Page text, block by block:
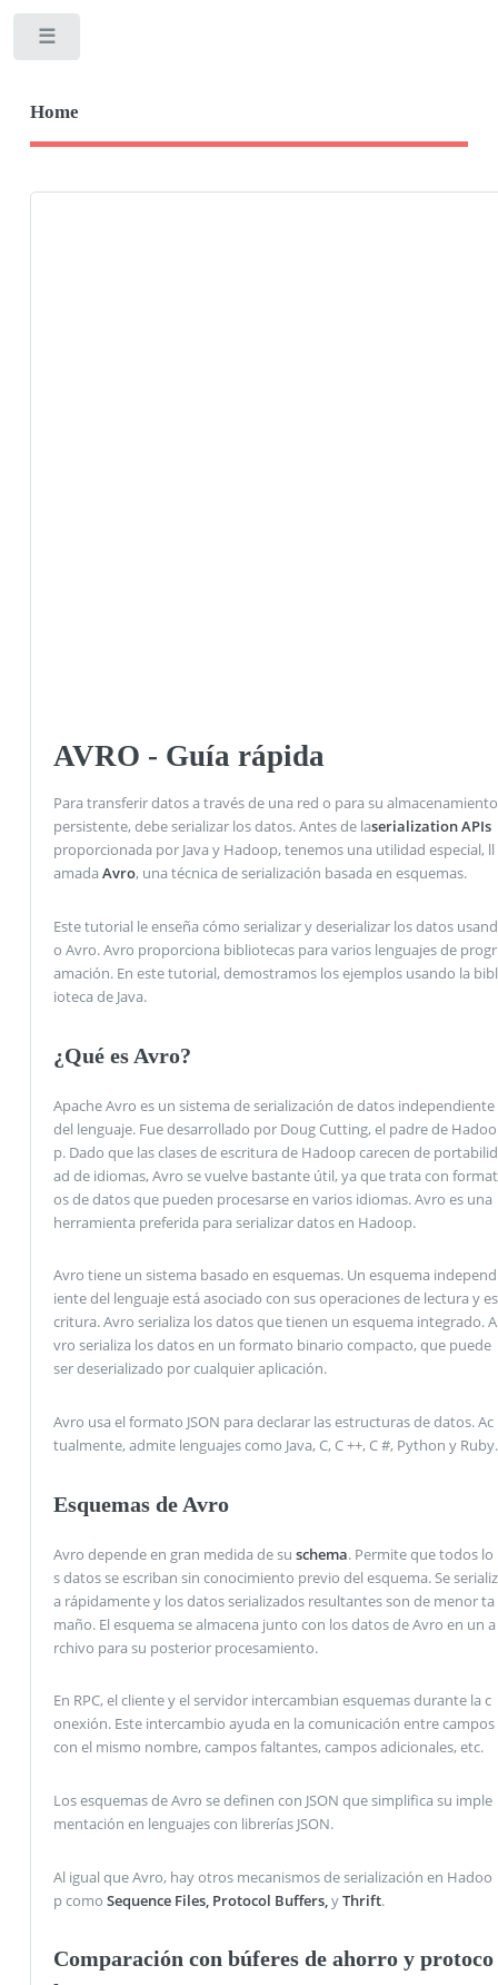
Home
AVRO - Guía rápida
Para transferir datos a través de una red o para su almacenamiento
persistente, debe serializar los datos. Antes de laserialization APIs
proporcionada por Java y Hadoop, tenemos una utilidad especial, ll
amada Avro, una técnica de serialización basada en esquemas.
Este tutorial le enseña cómo serializar y deserializar los datos usand
o Avro. Avro proporciona bibliotecas para varios lenguajes de progr
amación. En este tutorial, demostramos los ejemplos usando la bibl
ioteca de Java.
¿Qué es Avro?
Apache Avro es un sistema de serialización de datos independiente
del lenguaje. Fue desarrollado por Doug Cutting, el padre de Hadoo
p. Dado que las clases de escritura de Hadoop carecen de portabilid
ad de idiomas, Avro se vuelve bastante útil, ya que trata con format
os de datos que pueden procesarse en varios idiomas. Avro es una
herramienta preferida para serializar datos en Hadoop.
Avro tiene un sistema basado en esquemas. Un esquema independ
iente del lenguaje está asociado con sus operaciones de lectura y es
critura. Avro serializa los datos que tienen un esquema integrado. A
vro serializa los datos en un formato binario compacto, que puede
ser deserializado por cualquier aplicación.
Avro usa el formato JSON para declarar las estructuras de datos. Ac
tualmente, admite lenguajes como Java, C, C ++, C #, Python y Ruby.
Esquemas de Avro
Avro depende en gran medida de su schema. Permite que todos lo
s datos se escriban sin conocimiento previo del esquema. Se serializ
a rápidamente y los datos serializados resultantes son de menor ta
maño. El esquema se almacena junto con los datos de Avro en un a
rchivo para su posterior procesamiento.
En RPC, el cliente y el servidor intercambian esquemas durante la c
onexión. Este intercambio ayuda en la comunicación entre campos
con el mismo nombre, campos faltantes, campos adicionales, etc.
Los esquemas de Avro se definen con JSON que simplifica su imple
mentación en lenguajes con librerías JSON.
Al igual que Avro, hay otros mecanismos de serialización en Hadoo
p como Sequence Files, Protocol Buffers, yThrift.
Comparación con búferes de ahorro y protoco